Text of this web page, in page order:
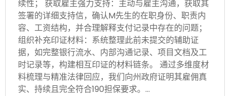
续性； 获取雇主强力支持：主动与雇主沟通，获取其
签署的详细支持信，确认M先生的在职身份、职责内
容、工资结构，并合理解释支付记录中存在的问题；
组织补充印证材料：系统整理此前未提交的辅助证
据，如完整银行流水、内部沟通记录、项目文档及工
时记录等，构建相互印证的材料链条。 通过多维度材
料梳理与精准法律回应，我们向州政府证明其雇佣真
实、持续且完全符合190担保要求。…